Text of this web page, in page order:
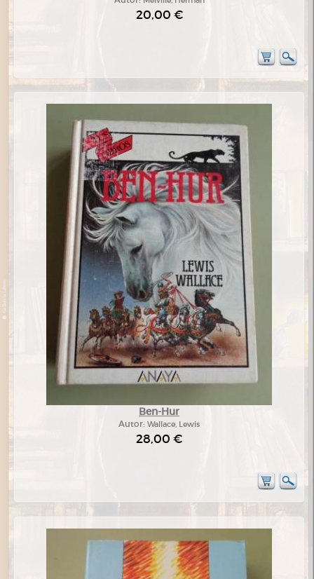
20,00 €
Ben-Hur
Autor: Wallace, Lewis
28,00 €